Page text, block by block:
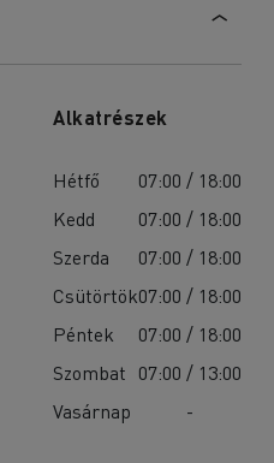
Alkatrészek
Hétfő
07:00 / 18:00
Kedd
07:00 / 18:00
Szerda
07:00 / 18:00
Csütörtök07:00 / 18:00
Péntek
07:00 / 18:00
Szombat 07:00 / 13:00
Vasárnap
-